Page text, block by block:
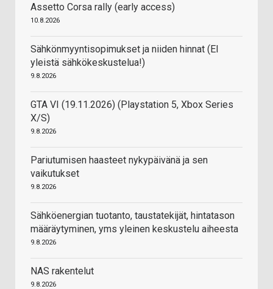
Assetto Corsa rally (early access)
10.8.2026
Sähkönmyyntisopimukset ja niiden hinnat (EI
yleistä sähkökeskustelua!)
9.8.2026
GTA VI (19.11.2026) (Playstation 5, Xbox Series
X/S)
9.8.2026
Pariutumisen haasteet nykypäivänä ja sen
vaikutukset
9.8.2026
Sähköenergian tuotanto, taustatekijät, hintatason
määräytyminen, yms yleinen keskustelu aiheesta
9.8.2026
NAS rakentelut
9.8.2026